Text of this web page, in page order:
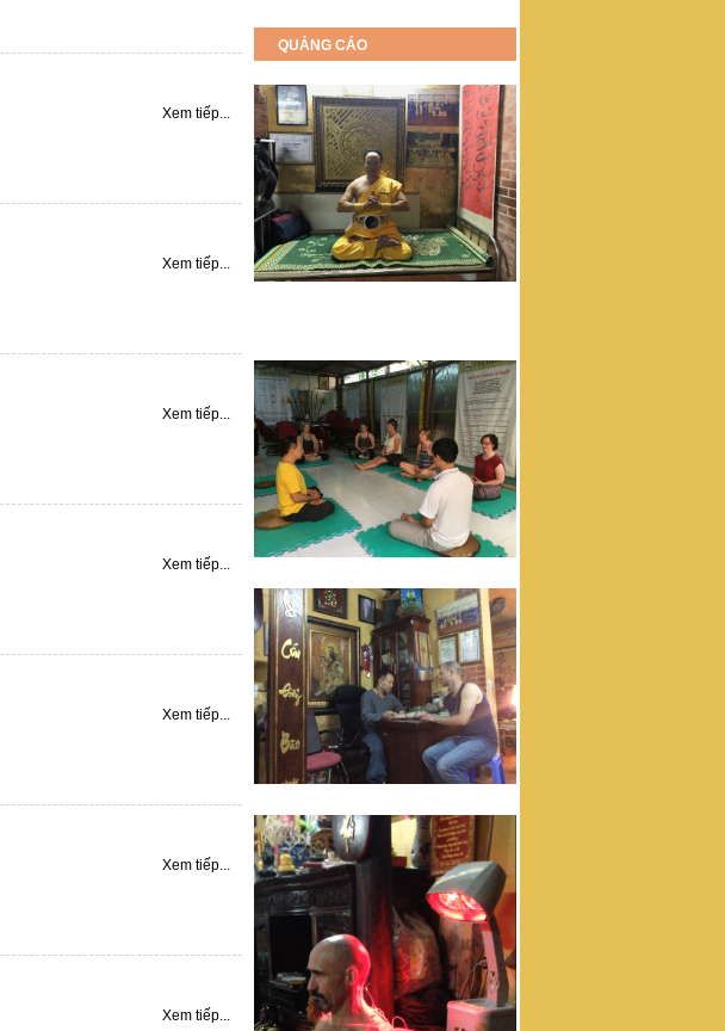
Xem tiếp...
Xem tiếp...
Xem tiếp...
Xem tiếp...
Xem tiếp...
Xem tiếp...
Xem tiếp...
QUẢNG CÁO